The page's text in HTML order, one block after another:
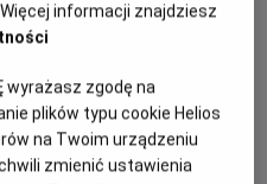
Raynolds, Shawn Levy,
Reese, Zeb Wells, Paul
powracają w rolach
& Wolverine w
informacji znajdziesz
wyrażasz zgodę na
plików typu cookie Helios
na Twoim urządzeniu
zmienić ustawienia